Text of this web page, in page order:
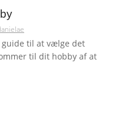
til at vælge det
til dit hobby af at